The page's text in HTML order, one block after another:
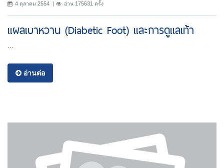
4 ตุลาคม 2554 อ่าน 175631 ครั้ง
แผลเบาหวาน (Diabetic Foot) และการดูแลเท้า
อ่านต่อ